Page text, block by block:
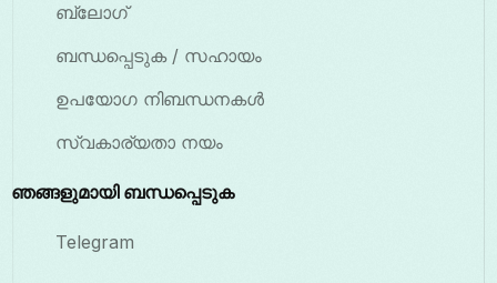
ബ്ലോഗ്
ബന്ധപ്പെടുക / സഹായം
ഉപയോഗ നിബന്ധനകൾ
സ്വകാര്യതാ നയം
ഞങ്ങളുമായി ബന്ധപ്പെടുക
Telegram